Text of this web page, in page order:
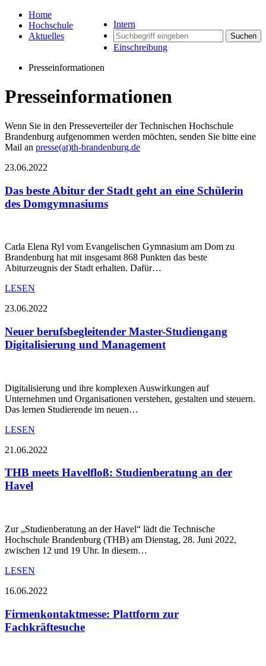
Intern
Suchen
Einschreibung
Home
Hochschule
Aktuelles
Presseinformationen
Presseinformationen
Wenn Sie in den Presseverteiler der Technischen Hochschule
Brandenburg aufgenommen werden möchten, senden Sie bitte eine
Mail an presse(at)th-brandenburg.de
23.06.2022
Das beste Abitur der Stadt geht an eine Schülerin
des Domgymnasiums
Carla Elena Ryl vom Evangelischen Gymnasium am Dom zu
Brandenburg hat mit insgesamt 868 Punkten das beste
Abiturzeugnis der Stadt erhalten. Dafür…
LESEN
23.06.2022
Neuer berufsbegleitender Master-Studiengang
Digitalisierung und Management
Digitalisierung und ihre komplexen Auswirkungen auf
Unternehmen und Organisationen verstehen, gestalten und steuern.
Das lernen Studierende im neuen…
LESEN
21.06.2022
THB meets Havelfloß: Studienberatung an der
Havel
Zur „Studienberatung an der Havel“ lädt die Technische
Hochschule Brandenburg (THB) am Dienstag, 28. Juni 2022,
zwischen 12 und 19 Uhr. In diesem…
LESEN
16.06.2022
Firmenkontaktmesse: Plattform zur
Fachkräftesuche